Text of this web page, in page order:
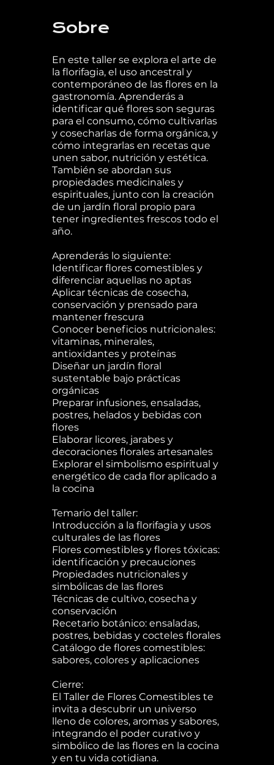
Sobre
En este taller se explora el arte de
la florifagia, el uso ancestral y
contemporáneo de las flores en la
gastronomía. Aprenderás a
identificar qué flores son seguras
para el consumo, cómo cultivarlas
y cosecharlas de forma orgánica, y
cómo integrarlas en recetas que
unen sabor, nutrición y estética.
También se abordan sus
propiedades medicinales y
espirituales, junto con la creación
de un jardín floral propio para
tener ingredientes frescos todo el
año.
Aprenderás lo siguiente:
Identificar flores comestibles y
diferenciar aquellas no aptas
Aplicar técnicas de cosecha,
conservación y prensado para
mantener frescura
Conocer beneficios nutricionales:
vitaminas, minerales,
antioxidantes y proteínas
Diseñar un jardín floral
sustentable bajo prácticas
orgánicas
Preparar infusiones, ensaladas,
postres, helados y bebidas con
flores
Elaborar licores, jarabes y
decoraciones florales artesanales
Explorar el simbolismo espiritual y
energético de cada flor aplicado a
la cocina
Temario del taller:
Introducción a la florifagia y usos
culturales de las flores
Flores comestibles y flores tóxicas:
identificación y precauciones
Propiedades nutricionales y
simbólicas de las flores
Técnicas de cultivo, cosecha y
conservación
Recetario botánico: ensaladas,
postres, bebidas y cocteles florales
Catálogo de flores comestibles:
sabores, colores y aplicaciones
Cierre:
El Taller de Flores Comestibles te
invita a descubrir un universo
lleno de colores, aromas y sabores,
integrando el poder curativo y
simbólico de las flores en la cocina
y en tu vida cotidiana.